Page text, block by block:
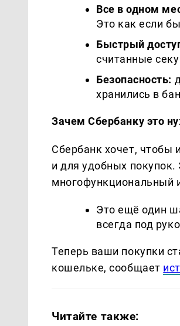
Все в одном
Это как если
Быстрый
считанные
Безопасность:
хранились в
Зачем Сбербанку это
Сбербанк хочет, чтобы
и для удобных
многофункциональный
Это ещё один
всегда под
Теперь ваши покупки
кошельке, сообщает
Читайте также: